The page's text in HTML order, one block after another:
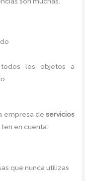
los objetos a
empresa de servicios
ten en cuenta:
que nunca utilizas